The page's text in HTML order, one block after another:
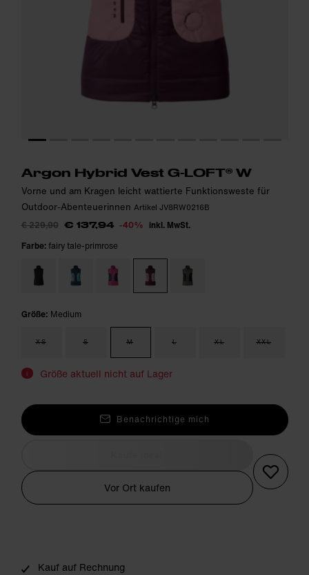
Argon Hybrid Vest G-LOFT® W
Vorne und am Kragen leicht wattierte Funktionsweste für
Outdoor-Abenteuerinnen Artikel JV8RW0216B
€ 229,90 € 137,94 -40% inkl. MwSt.
Farbe: fairy tale-primrose
Größe: Medium
XS S M L XL XXL
i Größe aktuell nicht auf Lager
Benachrichtige mich
Vor Ort kaufen
Kauf auf Rechnung